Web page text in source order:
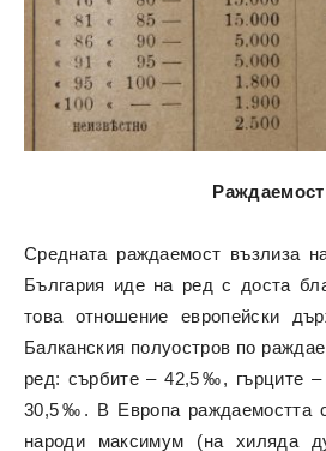
Раждаемост
Средната раждаемост възлиза
България иде на ред с доста
това отношение европейски
Балканския полуостров по
ред: сърбите – 42,5‰, гърците
30,5‰. В Европа раждаемостта
народи максимум (на хиляда